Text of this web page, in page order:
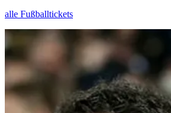
alle Fußballtickets